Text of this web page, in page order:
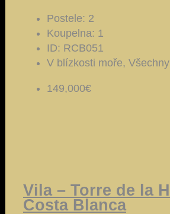
Postele: 2
Koupelna: 1
ID: RCB051
V blízkosti moře,
149,000€
Vila – Torre de la
Costa Blanca